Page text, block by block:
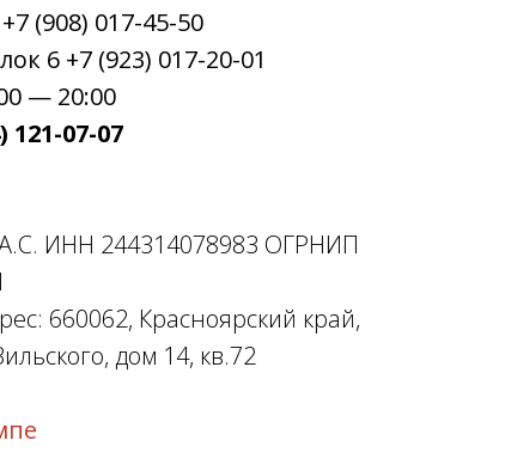
(908) 017-45-50
6 +7 (923) 017-20-01
— 20:00
121-07-07
ИНН 244314078983 ОГРНИП
660062, Красноярский край,
дом 14, кв.72